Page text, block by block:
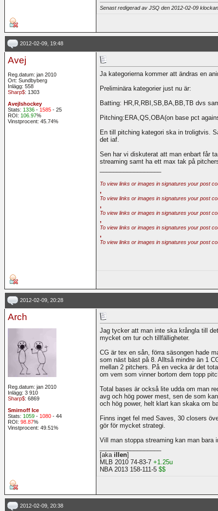
Senast redigerad av JSQ den 2012-02-09
2012-02-09, 19:48
Avej
Reg.datum: jan 2010
Ort: Sundbyberg
Inlägg: 558
Sharp$: 1303
AvejIshockey
Stats: 1336 - 1585 - 25
ROI: 106.97%
Vinstprocent: 45.74%
Ja kategorierna kommer att ändras en
Preliminära kategorier just nu är:
Batting: HR,R,RBI,SB,BA,BB,TB dvs
Pitching:ERA,QS,OBA(on base pct
En till pitching kategori ska in troligtvis.
det iaf.
Sen har vi diskuterat att man enbart får
streaming samt ha ett max tak på
To view links or images in signatures your post
,
To view links or images in signatures your post
,
To view links or images in signatures your post
,
To view links or images in signatures your post
,
To view links or images in signatures your post
2012-02-09, 20:28
Arch
Reg.datum: jan 2010
Inlägg: 3 910
Sharp$: 6869
Smirnoff Ice
Stats: 1059 - 1080 - 44
ROI: 98.87%
Vinstprocent: 49.51%
Jag tycker att man inte ska krångla till
mycket om tur och tillfälligheter.
CG är tex en sån, förra säsongen hade
som näst bäst på 8. Alltså mindre än 1
mellan 2 pitchers. På en vecka är det
om vem som vinner bortom dem topp
Total bases är också lite udda om man
avg och hög power mest, sen de som
och hög power, helt klart kan skaka om
Finns inget fel med Saves, 30 closers
gör för mycket strategi.
Vill man stoppa streaming kan man
[aka illen]
MLB 2010 74-83-7 +1.25u
NBA 2013 158-111-5 $$
2012-02-09, 20:38